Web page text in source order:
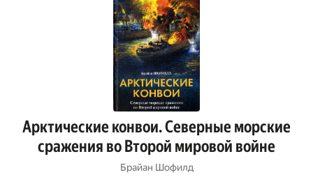
Арктические конвои. Северные морские
сражения во Второй мировой войне
Брайан Шофилд